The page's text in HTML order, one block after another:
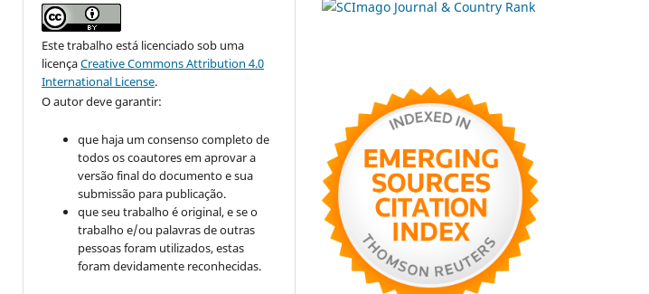
Este trabalho está licenciado sob uma
licençaCreative Commons Attribution 4.0
International License.
O autor deve garantir:
que haja um consenso completo de
todos os coautores em aprovar a
versão final do documento e sua
submissão para publicação.
que seu trabalho é original, e se o
trabalho e/ou palavras de outras
pessoas foram utilizados, estas
foram devidamente reconhecidas.